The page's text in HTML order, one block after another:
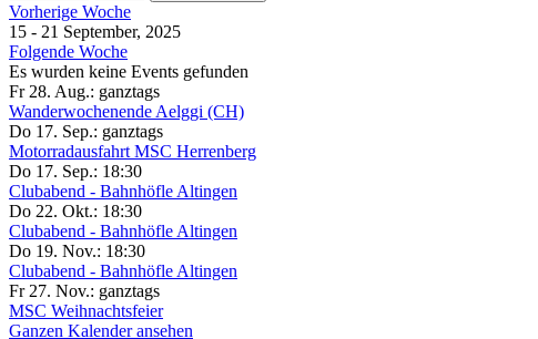
Vorherige Woche
15 - 21 September, 2025
Folgende Woche
Es wurden keine Events gefunden
Fr 28. Aug.: ganztags
Wanderwochenende Aelggi (CH)
Do 17. Sep.: ganztags
Motorradausfahrt MSC Herrenberg
Do 17. Sep.: 18:30
Clubabend - Bahnhöfle Altingen
Do 22. Okt.: 18:30
Clubabend - Bahnhöfle Altingen
Do 19. Nov.: 18:30
Clubabend - Bahnhöfle Altingen
Fr 27. Nov.: ganztags
MSC Weihnachtsfeier
Ganzen Kalender ansehen